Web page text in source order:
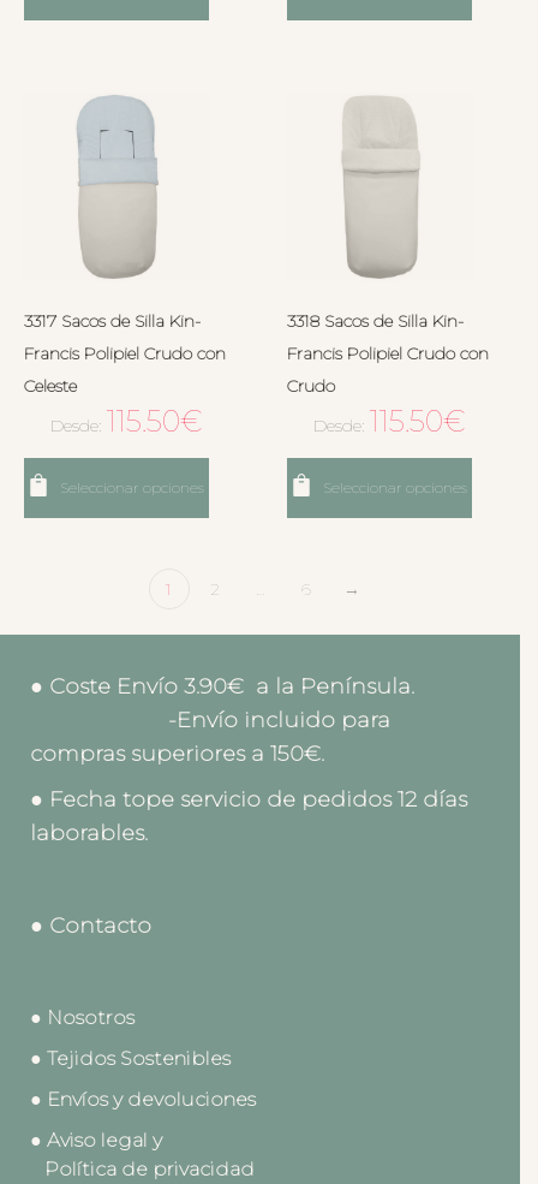
3317 Sacos de Silla Kin-
Francis Polipiel Crudo con
Celeste
Desde: 115.50€
Seleccionar opciones
3318 Sacos de Silla Kin-
Francis Polipiel Crudo con
Crudo
Desde: 115.50€
Seleccionar opciones
1 2 … 6 →
● Coste Envío 3.90€ a la Península.
-Envío incluido para
compras superiores a 150€.
● Fecha tope servicio de pedidos 12 días
laborables.
● Contacto
● Nosotros
● Tejidos Sostenibles
● Envíos y devoluciones
● Aviso legal y
Política de privacidad